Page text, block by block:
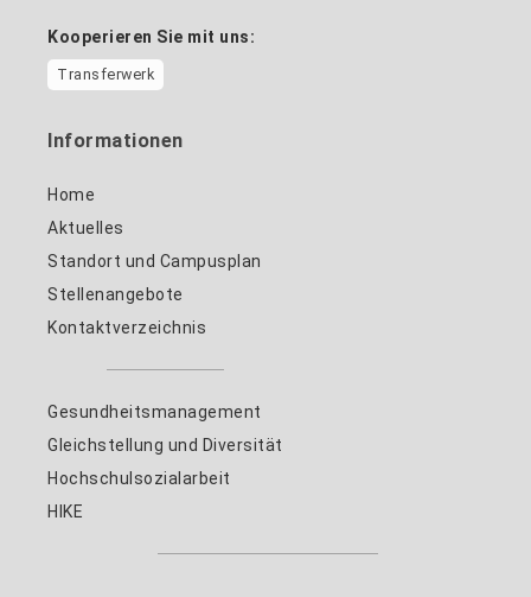
Kooperieren Sie mit uns:
Transferwerk
Informationen
Home
Aktuelles
Standort und Campusplan
Stellenangebote
Kontaktverzeichnis
Gesundheitsmanagement
Gleichstellung und Diversität
Hochschulsozialarbeit
HIKE